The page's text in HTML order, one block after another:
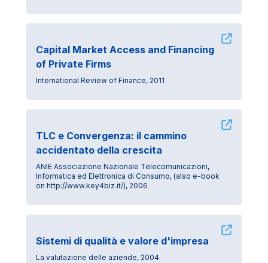
Capital Market Access and Financing
of Private Firms
International Review of Finance, 2011
TLC e Convergenza: il cammino
accidentato della crescita
ANIE Associazione Nazionale Telecomunicazioni,
Informatica ed Elettronica di Consumo, (also e-book
on http://www.key4biz.it/), 2006
Sistemi di qualità e valore d'impresa
La valutazione delle aziende, 2004